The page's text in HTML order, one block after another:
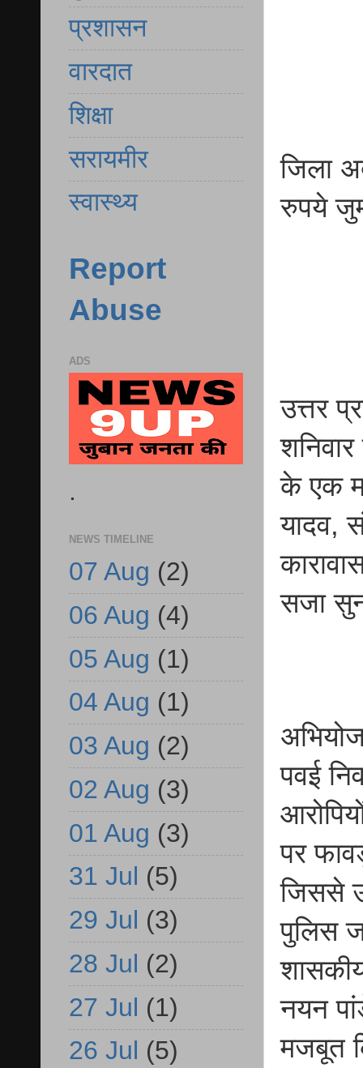
जिला
रुपये
उत्तर
के एक
यादव,
सजा
पवई
पर
जिससे
पुलिस
नयन
मजबूत
प्रशासन
वारदात
शिक्षा
सरायमीर
स्वास्थ्य
Report
Abuse
ADS
.
NEWS TIMELINE
07 Aug (2)
06 Aug (4)
05 Aug (1)
04 Aug (1)
03 Aug (2)
02 Aug (3)
01 Aug (3)
31 Jul (5)
29 Jul (3)
28 Jul (2)
27 Jul (1)
26 Jul (5)